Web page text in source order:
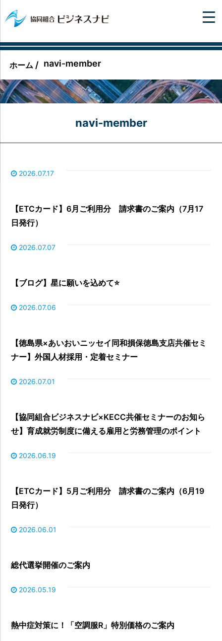
ホーム / navi-member
navi-member
2026.07.17
【ETCカード】6月ご利用分 請求書のご案内（7月17
日発行）
2026.07.07
【ブログ】星に願いを込めて⭐
2026.07.06
【徳島県×あいおいニッセイ同和損保徳島支店共催セミ
ナー】外国人材採用・定着セミナー
2026.07.01
【協同組合ビジネスナビ×KECC共催セミナーのお知ら
せ】育成就労制度に備える雇用と労務管理のポイント
2026.06.19
【ETCカード】5月ご利用分 請求書のご案内（6月19
日発行）
2026.06.01
総代選挙開催のご案内
2026.05.19
熱中症対策に！「空調服R」特別価格のご案内